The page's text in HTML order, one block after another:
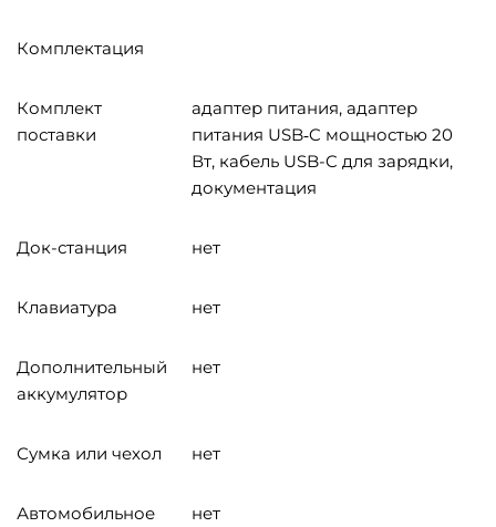
Комплектация
Комплект
поставки
адаптер питания, адаптер
питания USB‑C мощностью 20
Вт, кабель USB-C для зарядки,
документация
Док-станция нет
Клавиатура нет
Дополнительный
аккумулятор
нет
Сумка или чехол нет
Автомобильное
нет